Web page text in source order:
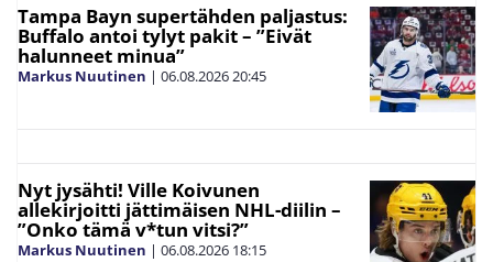
Tampa Bayn supertähden paljastus:
Buffalo antoi tylyt pakit – ”Eivät
halunneet minua”
Markus Nuutinen | 06.08.2026 20:45
Nyt jysähti! Ville Koivunen
allekirjoitti jättimäisen NHL-diilin –
”Onko tämä v*tun vitsi?”
Markus Nuutinen | 06.08.2026 18:15